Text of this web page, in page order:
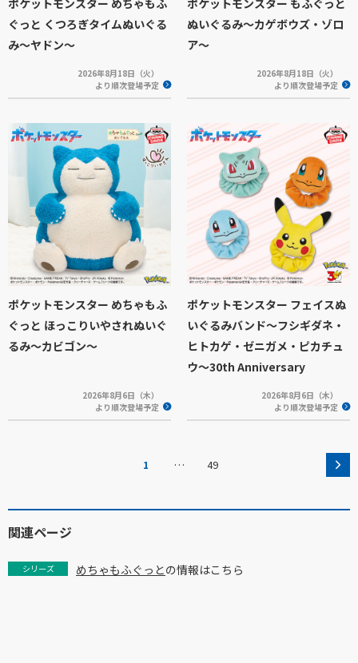
ぐっと くつろぎタイムぬいぐる
み～ヤドン～
2026年8月18日（火）
より順次登場予定
ぬいぐるみ～カゲボウズ・ゾロ
ア～
2026年8月18日（火）
より順次登場予定
ポケットモンスター めちゃもふ
ぐっと ほっこりいやされぬいぐ
るみ～カビゴン～
2026年8月6日（木）
より順次登場予定
ポケットモンスター フェイスぬ
いぐるみバンド～フシギダネ・
ヒトカゲ・ゼニガメ・ピカチュ
ウ～30th Anniversary
2026年8月6日（木）
より順次登場予定
1 … 49
関連ページ
シリーズ めちゃもふぐっとの情報はこちら